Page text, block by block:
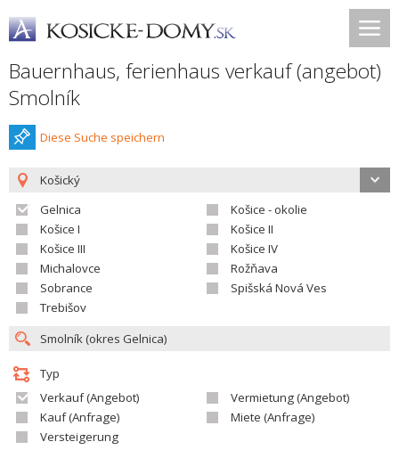
Bauernhaus, ferienhaus verkauf (angebot)
Smolník
Diese Suche speichern
Košický
Gelnica
Košice - okolie
Košice I
Košice II
Košice III
Košice IV
Michalovce
Rožňava
Sobrance
Spišská Nová Ves
Trebišov
Typ
Verkauf (Angebot)
Vermietung (Angebot)
Kauf (Anfrage)
Miete (Anfrage)
Versteigerung